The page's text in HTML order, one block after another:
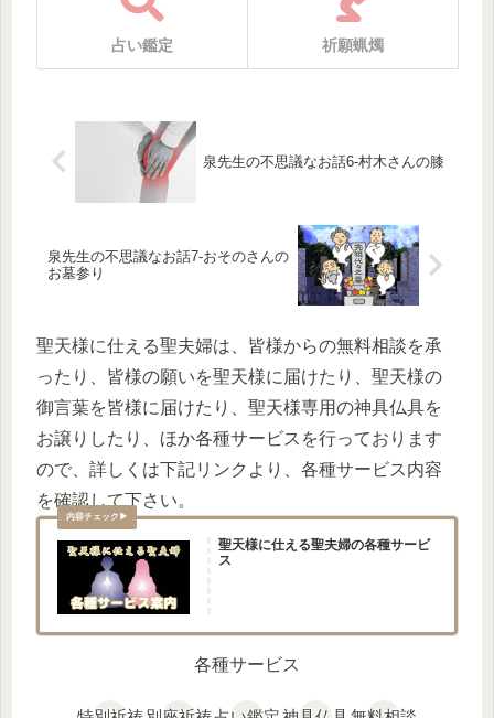
占い鑑定 祈願蝋燭
泉先生の不思議なお話6-村木さんの膝
泉先生の不思議なお話7-おそのさんの
お墓参り
聖天様に仕える聖夫婦は、皆様からの無料相談を承
ったり、皆様の願いを聖天様に届けたり、聖天様の
御言葉を皆様に届けたり、聖天様専用の神具仏具を
お譲りしたり、ほか各種サービスを行っております
ので、詳しくは下記リンクより、各種サービス内容
を確認して下さい。
聖天様に仕える聖夫婦の各種サービ
ス
各種サービス